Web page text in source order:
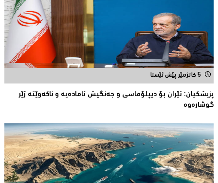
5 کاتژمێر پێش ئێستا
پزیشكیان: ئێران بۆ دیپلۆماسی و جەنگیش ئامادەیە و ناکەوێتە ژێر
گوشارەوە